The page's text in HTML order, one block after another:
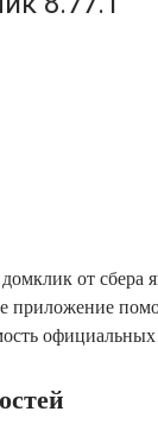
от сбера